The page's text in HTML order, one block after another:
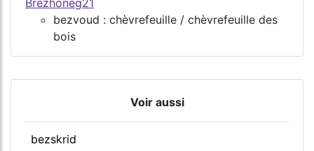
bezvoud : chèvrefeuille / chèvrefeuille des
bois
Voir aussi
bezskrid